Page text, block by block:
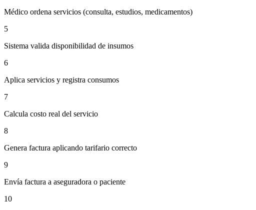
Médico ordena servicios (consulta, estudios, medicamentos)
5
Sistema valida disponibilidad de insumos
6
Aplica servicios y registra consumos
7
Calcula costo real del servicio
8
Genera factura aplicando tarifario correcto
9
Envía factura a aseguradora o paciente
10